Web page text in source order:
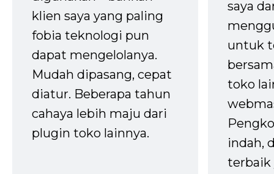
klien saya yang paling
fobia teknologi pun
dapat mengelolanya.
Mudah dipasang, cepat
diatur. Beberapa tahun
cahaya lebih maju dari
plugin toko lainnya.
saya
untuk
toko
indah,
terbaik